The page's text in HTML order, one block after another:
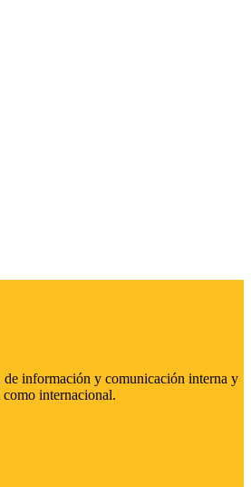
información y comunicación interna y
internacional.